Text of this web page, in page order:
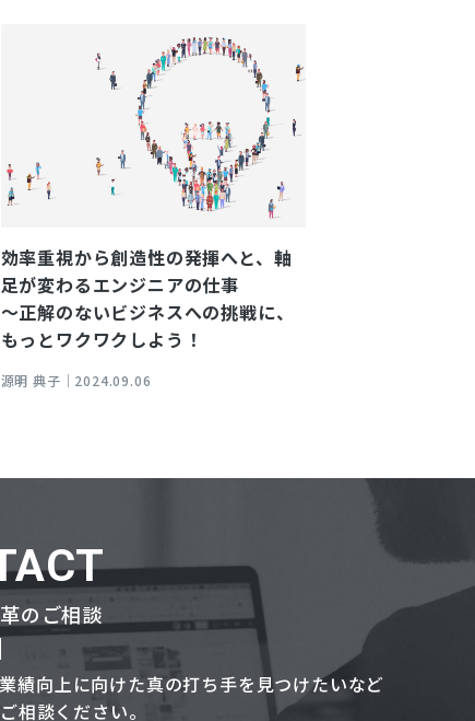
効率重視から創造性の発揮へと、軸
足が変わるエンジニアの仕事
～正解のないビジネスへの挑戦に、
もっとワクワクしよう！
源明 典子｜ 2024.09.06
のご相談
績向上に向けた真の打ち手を見つけたいなど
相談ください。